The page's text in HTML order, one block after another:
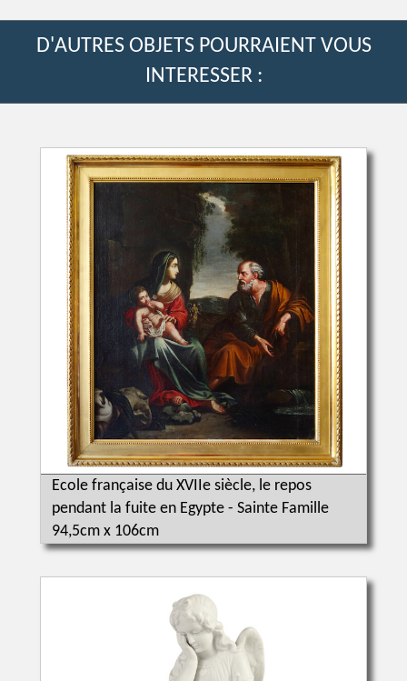
D'AUTRES OBJETS POURRAIENT VOUS
INTERESSER :
Ecole française du XVIIe siècle, le repos
pendant la fuite en Egypte - Sainte Famille
94,5cm x 106cm